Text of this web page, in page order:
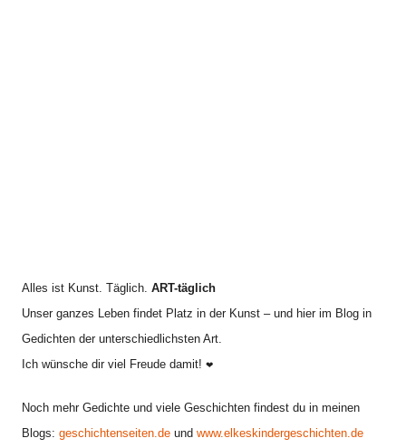
Alles ist Kunst. Täglich. ART-täglich
Unser ganzes Leben findet Platz in der Kunst – und hier im Blog in
Gedichten der unterschiedlichsten Art.
Ich wünsche dir viel Freude damit! ❤
Noch mehr Gedichte und viele Geschichten findest du in meinen
Blogs: geschichtenseiten.de und www.elkeskindergeschichten.de